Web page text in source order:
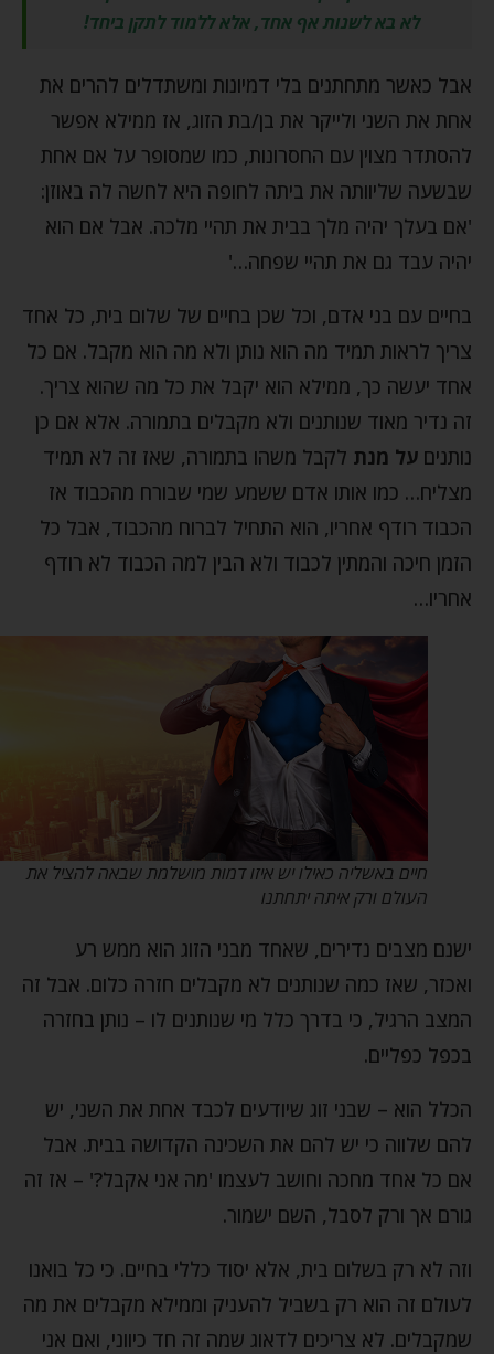
לא בא לשנות אף אחד, אלא ללמוד לתקן ביחד!
אבל כאשר מתחתנים בלי דמיונות ומשתדלים להרים את
אחת את השני ולייקר את בן/בת הזוג, אז ממילא אפשר
להסתדר מצוין עם החסרונות, כמו שמסופר על אם אחת
שבשעה שליוותה את ביתה לחופה היא לחשה לה באוזן:
'אם בעלך יהיה מלך בבית את תהיי מלכה. אבל אם הוא
יהיה עבד גם את תהיי שפחה…'
בחיים עם בני אדם, וכל שכן בחיים של שלום בית, כל אחד
צריך לראות תמיד מה הוא נותן ולא מה הוא מקבל. אם כל
אחד יעשה כך, ממילא הוא יקבל את כל מה שהוא צריך.
זה נדיר מאוד שנותנים ולא מקבלים בתמורה. אלא אם כן
נותניםעל מנתלקבל משהו בתמורה, שאז זה לא תמיד
מצליח… כמו אותו אדם ששמע שמי שבורח מהכבוד אז
הכבוד רודף אחריו, הוא התחיל לברוח מהכבוד, אבל כל
הזמן חיכה והמתין לכבוד ולא הבין למה הכבוד לא רודף
אחריו…
חיים באשליה כאילו יש איזו דמות מושלמת שבאה להציל את
העולם ורק איתה יתחתנו
ישנם מצבים נדירים, שאחד מבני הזוג הוא ממש רע
ואכזר, שאז כמה שנותנים לא מקבלים חזרה כלום. אבל זה
המצב הרגיל, כי בדרך כלל מי שנותנים לו – נותן בחזרה
בכפל כפליים.
הכלל הוא – שבני זוג שיודעים לכבד אחת את השני, יש
להם שלווה כי יש להם את השכינה הקדושה בבית. אבל
אם כל אחד מחכה וחושב לעצמו 'מה אני אקבל?' – אז זה
גורם אך ורק לסבל, השם ישמור.
וזה לא רק בשלום בית, אלא יסוד כללי בחיים. כי כל בואנו
לעולם זה הוא רק בשביל להעניק וממילא מקבלים את מה
שמקבלים. לא צריכים לדאוג שמה זה חד כיווני, ואם אני